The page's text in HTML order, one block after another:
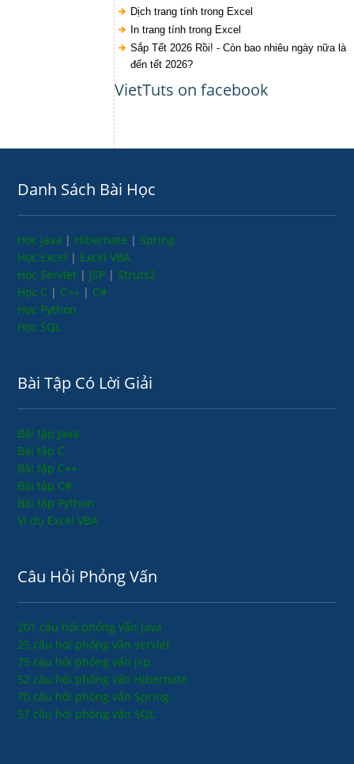
Dịch trang tính trong Excel
In trang tính trong Excel
Sắp Tết 2026 Rồi! - Còn bao nhiêu ngày nữa là
đến tết 2026?
VietTuts on facebook
Danh Sách Bài Học
Học Java | Hibernate | Spring
Học Excel | Excel VBA
Học Servlet | JSP | Struts2
Học C | C++ | C#
Học Python
Học SQL
Bài Tập Có Lời Giải
Bài tập Java
Bài tập C
Bài tập C++
Bài tập C#
Bài tập Python
Ví dụ Excel VBA
Câu Hỏi Phỏng Vấn
201 câu hỏi phỏng vấn java
25 câu hỏi phỏng vấn servlet
75 câu hỏi phỏng vấn jsp
52 câu hỏi phỏng vấn Hibernate
70 câu hỏi phỏng vấn Spring
57 câu hỏi phỏng vấn SQL